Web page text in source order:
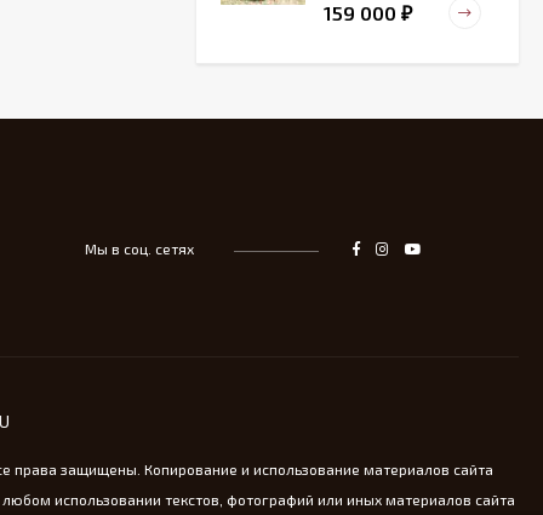
159 000 ₽
Тарелка для
13 800₽
Мы в соц. сетях
права защищены. Копирование и использование материалов сайта
использовании текстов, фотографий или иных материалов сайта